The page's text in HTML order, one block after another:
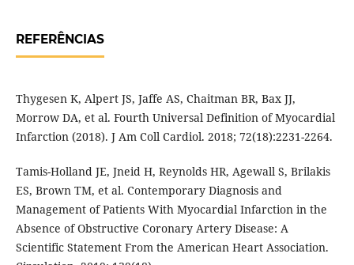
REFERÊNCIAS
Thygesen K, Alpert JS, Jaffe AS, Chaitman BR, Bax JJ,
Morrow DA, et al. Fourth Universal Definition of Myocardial
Infarction (2018). J Am Coll Cardiol. 2018; 72(18):2231-2264.
Tamis-Holland JE, Jneid H, Reynolds HR, Agewall S, Brilakis
ES, Brown TM, et al. Contemporary Diagnosis and
Management of Patients With Myocardial Infarction in the
Absence of Obstructive Coronary Artery Disease: A
Scientific Statement From the American Heart Association.